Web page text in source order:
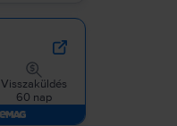
Visszaküldés
60 nap